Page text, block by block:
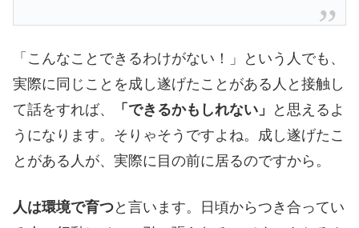
「こんなことできるわけがない！」という人でも、
実際に同じことを成し遂げたことがある人と接触し
て話をすれば、
「できるかもしれない」
と思えるよ
うになります。そりゃそうですよね。成し遂げたこ
とがある人が、実際に目の前に居るのですから。
人は環境で育つと言います。日頃からつき合ってい